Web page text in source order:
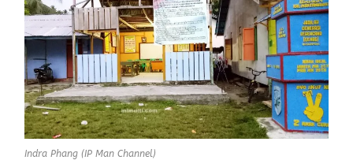
Indra Phang (IP Man Channel)